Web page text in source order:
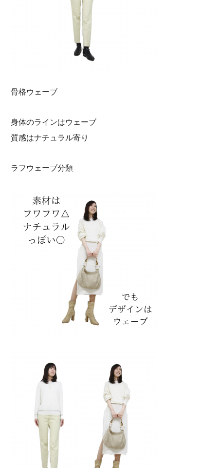
骨格ウェーブ
身体のラインはウェーブ
質感はナチュラル寄り
ラフウェーブ分類